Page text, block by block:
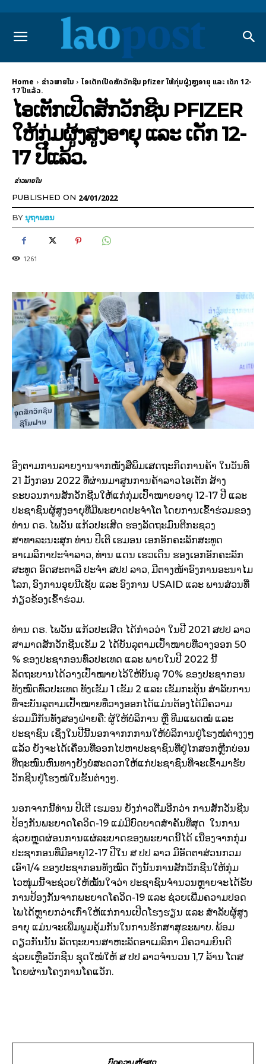
Home ຂ່າວພາຍ​ໃນ
ໄອເຕັກເປີດສັກວັກຊີນ pfizer ໃຫ້ກຸ່ມຜູ້ງສູງອາຍຸ ແລະ ເດັກ 12-
17 ປີແລ້ວ.
ໄອເຕັກເປີດສັກວັກຊີນ PFIZER
ໃຫ້ກຸ່ມຜູ້ງສູງອາຍຸ ແລະ ເດັກ 12-
17 ປີແລ້ວ.
ຂ່າວພາຍ​ໃນ
PUBLISHED ON 24/01/2022
BYນຸຖາພອນ
1261
ອີງຕາມການລາຍງານຈາກໜັງສືພິມເສດຖະກິດການຄ້າ ໃນວັນທີ
21 ມັງກອນ 2022 ທີ່ຜ່ານມາສູນການຄ້າລາວໄອເຕັກ ສ້າງ
ຂະບວນການສັກວັກຊີນໃຫ້ແກ່ກຸ່ມເປົ້າໝາຍອາຍຸ 12-17 ປີ ແລະ
ປະຊາຊົນຜູ້ສູງອາຍຸທີ່ມີພະຍາດປະຈຳໂຕ ໂດຍການເຂົ້າຮ່ວມຂອງ
ທ່ານ ດຣ. ໄພວັນ ແກ້ວປະເສີດ ຮອງລັດຖະມົນຕີກະຊວງ
ສາທາລະນະສຸກ ທ່ານ ປີເຕີ ເຮມອນ ເອກອັກຄະລັກສະທູດ
ອາເມລິກາປະຈຳລາວ, ທ່ານ ແດນ ເຮວເດິນ ຮອງເອກອັກຄະລັກ
ສະທູດ ອົດສະຕາລີ ປະຈຳ ສປປ ລາວ, ມີຕາງໜ້າອົງການອະນາໄມ
ໂລກ, ອົງການອຸຍນີເຊັບ ແລະ ອົງການ USAID ແລະ ພານສ່ວນທີ່
ກ່ຽວຂ້ອງເຂົ້າຮ່ວມ.
ທ່ານ ດຣ. ໄພວັນ ແກ້ວປະເສີດ ໄດ້ກ່າວວ່າ ໃນປີ 2021 ສປປ ລາວ
ສາມາດສັກວັກຊີນເຂັມ 2 ໄດ້ບັນລຸຕາມເປົ້າໝາຍທີ່ວາງອອກ 50
% ຂອງປະຊາກອນທົ່ວປະເທດ ແລະ ພາຍໃນປີ 2022 ນີ້
ລັດຖະບານໄດ້ວາງເປົ້າໝາຍໄວ້ໃຫ້ບັນລຸ 70% ຂອງປະຊາກອນ
ທັງໝົດທົ່ວປະເທດ ທັງເຂັມ 1 ເຂັມ 2 ແລະ ເຂັມກະຕຸ້ນ ສຳລັບການ
ທີ່ຈະບັນລຸຕາມເປົ້າໝາຍທີ່ວາງອອກໄດ້ແມ່ນຕ້ອງໄດ້ມີຄວາມ
ຮ່ວມມືກັນທັງສອງຝ່າຍຄື: ຜູ້ໃຫ້ບໍລິການ ຫຼື ທີມແພດໝໍ ແລະ
ປະຊາຊົນ ເຊິ່ງໃນປີນີ້ນອກຈາກກການໃຫ້ບໍລິການຢູ່ໂຮງໝໍຕ່າງງໆ
ແລ້ວ ຍັງຈະໄດ້ເຄື່ອນທີ່ອອກໄປຫາປະຊາຊົນທີ່ຢູ່ໄກສອກຫຼີກບ່ອນ
ທີ່ຖະໜົນຫົນທາງຍັງບໍ່ສະດວກໃຫ້ແກ່ປະຊາຊົນທີ່ຈະເຂົ້າມາຮັບ
ວັກຊີນຢູ່ໂຮງໝໍໃນຂັ້ນຕ່າງໆ.
ນອກຈາກນີ້ທ່ານ ປີເຕີ ເຮມອນ ຍັງກ່າວຕື່ມອີກວ່າ ການສັກວັນຊີນ
ປ້ອງກັນພະຍາດໂຄວິດ-19 ແມ່ມີບົດບາດສຳຄັນທີ່ສຸດ ໃນການ
ຊ່ວຍຫຼຸດຜ່ອນການແຜ່ລະບາດຂອງພະຍາດນີ້ໄດ້ ເນື່ອງຈາກກຸ່ມ
ປະຊາກອນທີ່ມີອາຍຸ12-17 ປີໃນ ສ ປປ ລາວ ມີອັດຕາສ່ວນກວມ
ເອົາ1/4 ຂອງປະຊາກອນທັງໝົດ ດັ່ງນັ້ນການສັກວັກຊີນໃຫ້ກຸ່ມ
ໄວໜຸ່ມນີ້ຈະຊ່ວຍໃຫ້ໝັ້ນໃຈວ່າ ປະຊາຊົນຈຳນວນຫຼາຍຈະໄດ້ຮັບ
ການປ້ອງກັນຈາກພະຍາດໂຄວິດ-19 ແລະ ຊ່ວຍເພີ່ມຄວາມປອດ
ໄພໄດ້ຫຼາຍກວ່າເກົ່າໃຫ້ແກ່ການເປີດໂຮງຮຽນ ແລະ ສຳລັບຜູ້ສູງ
ອາຍຸ ແມ່ນຈະເພີ່ມພູມຄຸ້ມກັນໃນການຮັກສາສຸຂະພາບ. ພ້ອມ
ດຽວກັນນັ້ນ ລັດຖະບານສາຫະລັດອາເມລິກາ ມີຄວາມຍິນດີ
ຊ່ວຍເຫຼືອວັກຊີນ ຊຸດໃໝ່ໃຫ້ ສ ປປ ລາວຈຳນວນ 1,7 ລ້ານ ໂດສ
ໂດຍຜ່ານໂຄງການໂຄແວັກ.